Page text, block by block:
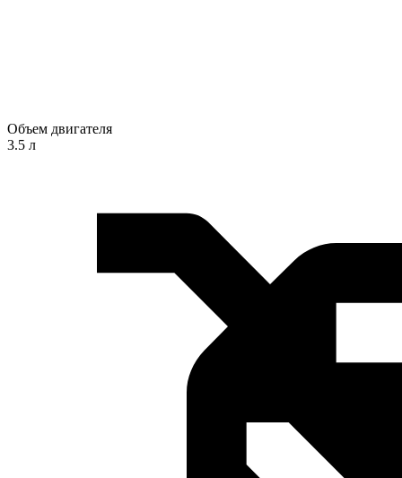
Объем двигателя
3.5 л